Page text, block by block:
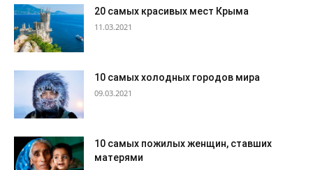
20 самых красивых мест Крыма
11.03.2021
10 самых холодных городов мира
09.03.2021
10 самых пожилых женщин, ставших
матерями